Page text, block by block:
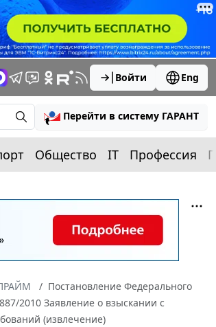
Войти Eng
Перейти в систему ГАРАНТ
Общество IT Профессия
Постановление Федерального
2010 Заявление о взыскании с
(извлечение)